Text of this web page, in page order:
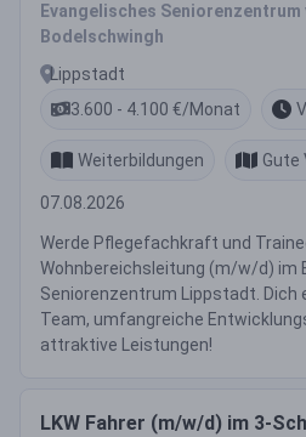
Evangelisches Seniorenzentrum
Bodelschwingh
Lippstadt
3.600 - 4.100 €/Monat
Weiterbildungen Gute
07.08.2026
Werde Pflegefachkraft und
Wohnbereichsleitung (m/w/d) im
Seniorenzentrum Lippstadt. Dich
Team, umfangreiche
attraktive Leistungen!
LKW Fahrer (m/w/d) im 3-